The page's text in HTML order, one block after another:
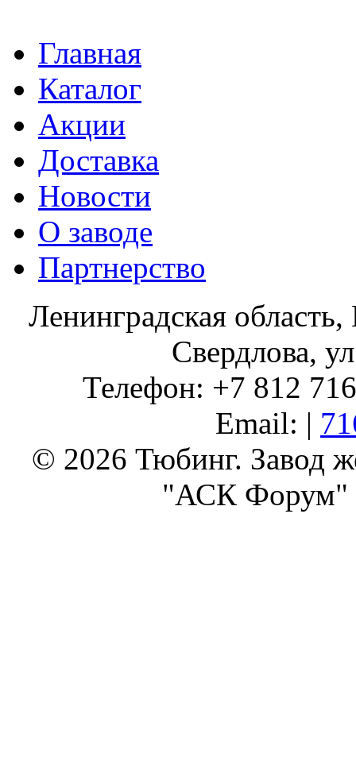
Главная
Каталог
Акции
Доставка
Новости
О заводе
Партнерство
Ленинградская
Свердлова,
Телефон: +7 812
Email: |
© 2026 Тюбинг. Завод
"АСК Форум"